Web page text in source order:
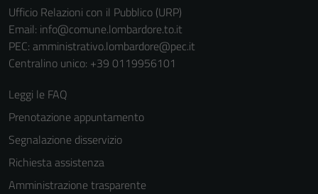
Ufficio Relazioni con il Pubblico (URP)
Email: info@comune.lombardore.to.it
PEC: amministrativo.lombardore@pec.it
Centralino unico: +39 0119956101
Leggi le FAQ
Prenotazione appuntamento
Segnalazione disservizio
Richiesta assistenza
Amministrazione trasparente
informazioni